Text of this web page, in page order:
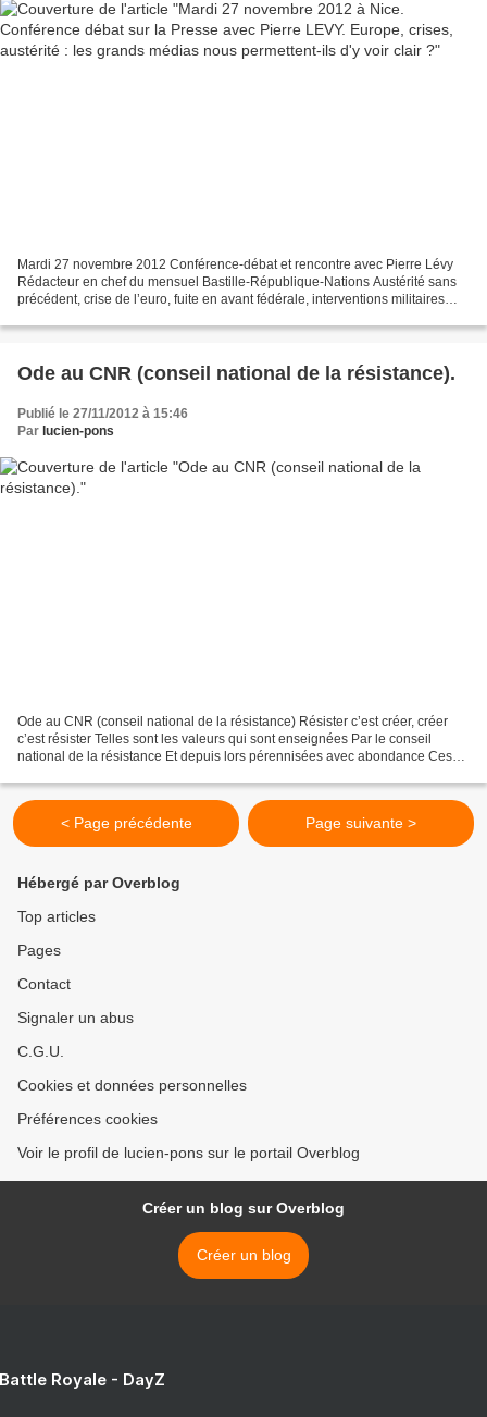
Mardi 27 novembre 2012 Conférence-débat et rencontre avec Pierre Lévy
Rédacteur en chef du mensuel Bastille-République-Nations Austérité sans
précédent, crise de l’euro, fuite en avant fédérale, interventions militaires
Ode au CNR (conseil national de la résistance).
Publié le 27/11/2012 à 15:46
Par lucien-pons
Ode au CNR (conseil national de la résistance) Résister c’est créer, créer
c’est résister Telles sont les valeurs qui sont enseignées Par le conseil
national de la résistance Et depuis lors pérennisées avec abondance Ces
< Page précédente Page suivante >
Hébergé par Overblog
Top articles
Pages
Contact
Signaler un abus
C.G.U.
Cookies et données personnelles
Préférences cookies
Voir le profil de lucien-pons sur le portail Overblog
Créer un blog sur Overblog
Créer un blog
Royale - DayZ